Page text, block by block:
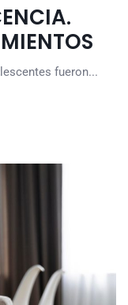
fueron...